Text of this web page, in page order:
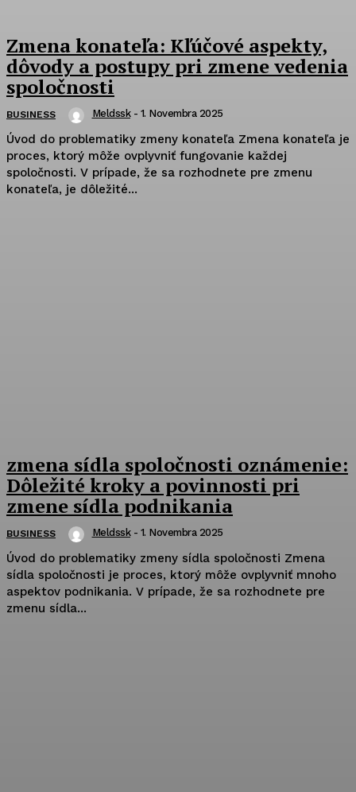
Zmena konateľa: Kľúčové aspekty,
dôvody a postupy pri zmene vedenia
spoločnosti
BUSINESS Meldssk - 1. Novembra 2025
Úvod do problematiky zmeny konateľa Zmena konateľa je
proces, ktorý môže ovplyvniť fungovanie každej
spoločnosti. V prípade, že sa rozhodnete pre zmenu
konateľa, je dôležité...
zmena sídla spoločnosti oznámenie:
Dôležité kroky a povinnosti pri
zmene sídla podnikania
BUSINESS Meldssk - 1. Novembra 2025
Úvod do problematiky zmeny sídla spoločnosti Zmena
sídla spoločnosti je proces, ktorý môže ovplyvniť mnoho
aspektov podnikania. V prípade, že sa rozhodnete pre
zmenu sídla...